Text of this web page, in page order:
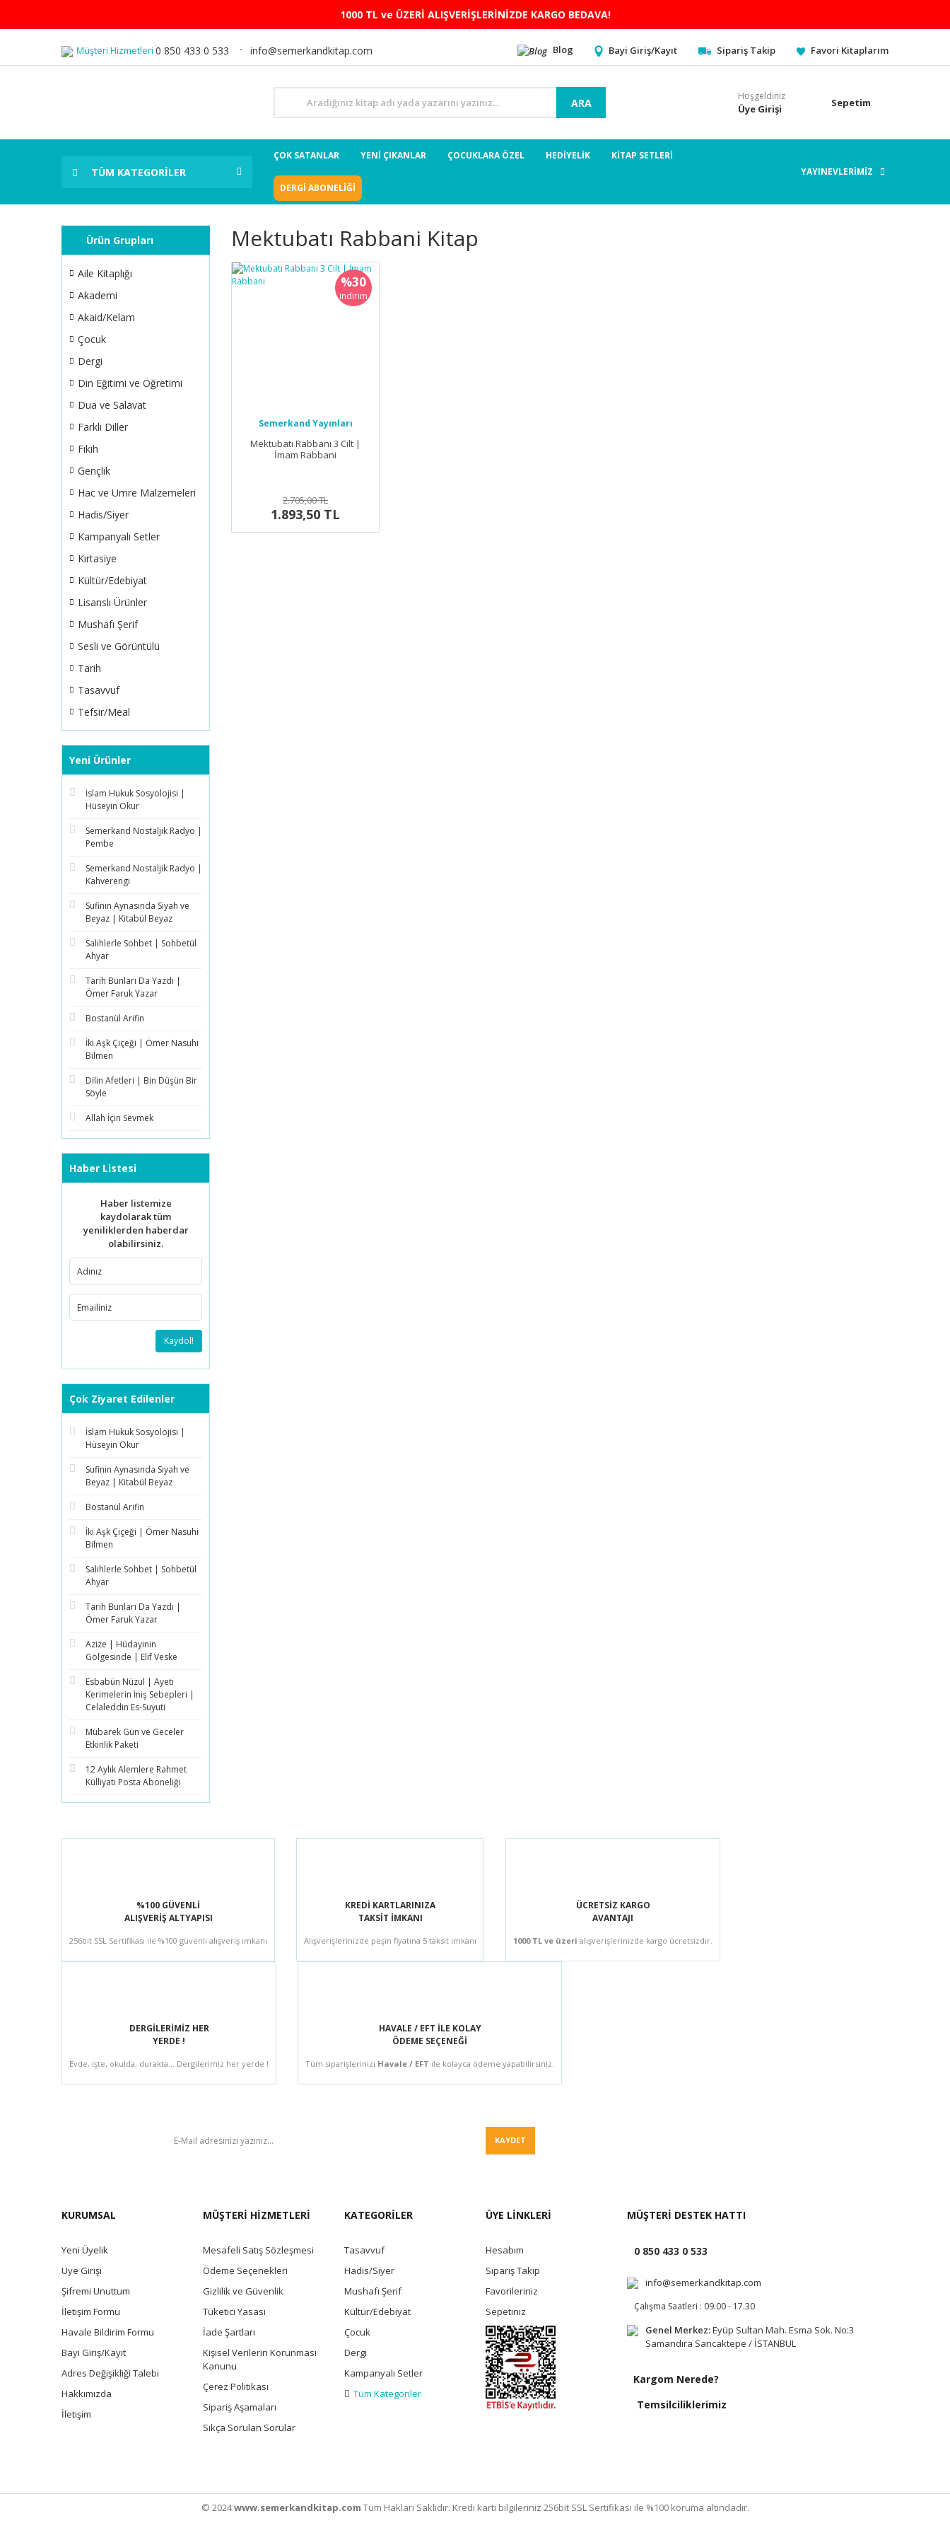
1000 TL ve ÜZERİ ALIŞVERİŞLERİNİZDE KARGO BEDAVA!
Müşteri Hizmetleri 0 850 433 0 533 info@semerkandkitap.com Blog Bayi Giriş/Kayıt Sipariş Takip Favori Kitaplarım
ARA
Hoşgeldiniz
Üye Girişi Sepetim
TÜM KATEGORİLER
ÇOK SATANLAR YENİ ÇIKANLAR ÇOCUKLARA ÖZEL HEDİYELİK KİTAP SETLERİ
DERGİ ABONELİĞİ
YAYINEVLERİMİZ
Ürün Grupları
Aile Kitaplığı
Akademi
Akaid/Kelam
Çocuk
Dergi
Din Eğitimi ve Öğretimi
Dua ve Salavat
Farklı Diller
Fıkıh
Gençlik
Hac ve Umre Malzemeleri
Hadis/Siyer
Kampanyalı Setler
Kırtasiye
Kültür/Edebiyat
Lisanslı Ürünler
Mushafı Şerif
Sesli ve Görüntülü
Tarih
Tasavvuf
Tefsir/Meal
Yeni Ürünler
İslam Hukuk Sosyolojisi |
Hüseyin Okur
Semerkand Nostaljik Radyo |
Pembe
Semerkand Nostaljik Radyo |
Kahverengi
Sufinin Aynasında Siyah ve
Beyaz | Kitabül Beyaz
Salihlerle Sohbet | Sohbetül
Ahyar
Tarih Bunları Da Yazdı |
Ömer Faruk Yazar
Bostanül Arifin
İki Aşk Çiçeği | Ömer Nasuhi
Bilmen
Dilin Afetleri | Bin Düşün Bir
Söyle
Allah İçin Sevmek
Haber Listesi
Haber listemize
kaydolarak tüm
yeniliklerden haberdar
olabilirsiniz.
Kaydol!
Çok Ziyaret Edilenler
İslam Hukuk Sosyolojisi |
Hüseyin Okur
Sufinin Aynasında Siyah ve
Beyaz | Kitabül Beyaz
Bostanül Arifin
İki Aşk Çiçeği | Ömer Nasuhi
Bilmen
Salihlerle Sohbet | Sohbetül
Ahyar
Tarih Bunları Da Yazdı |
Ömer Faruk Yazar
Azize | Hüdayinin
Gölgesinde | Elif Veske
Esbabün Nüzul | Ayeti
Kerimelerin İniş Sebepleri |
Celaleddin Es-Suyuti
Mübarek Gün ve Geceler
Etkinlik Paketi
12 Aylık Alemlere Rahmet
Külliyatı Posta Aboneliği
Mektubatı Rabbani Kitap
%30
indirim
Semerkand Yayınları
Mektubatı Rabbani 3 Cilt |
İmam Rabbani
2.705,00 TL
1.893,50 TL
%100 GÜVENLİ
ALIŞVERİŞ ALTYAPISI
256bit SSL Sertifikası ile %100 güvenli alışveriş imkanı
KREDİ KARTLARINIZA
TAKSİT İMKANI
Alışverişlerinizde peşin fiyatına 5 taksit imkanı
ÜCRETSİZ KARGO
AVANTAJI
1000 TL ve üzeri alışverişlerinizde kargo ücretsizdir.
DERGİLERİMİZ HER
YERDE !
Evde, işte, okulda, durakta... Dergilerimiz her yerde !
HAVALE / EFT İLE KOLAY
ÖDEME SEÇENEĞİ
Tüm siparişlerinizi Havale / EFT ile kolayca ödeme yapabilirsiniz.
KAYDET
KURUMSAL
Yeni Üyelik
Üye Girişi
Şifremi Unuttum
İletişim Formu
Havale Bildirim Formu
Bayi Giriş/Kayıt
Adres Değişikliği Talebi
Hakkımızda
İletişim
MÜŞTERİ HİZMETLERİ
Mesafeli Satış Sözleşmesi
Ödeme Seçenekleri
Gizlilik ve Güvenlik
Tüketici Yasası
İade Şartları
Kişisel Verilerin Korunması
Kanunu
Çerez Politikası
Sipariş Aşamaları
Sıkça Sorulan Sorular
KATEGORİLER
Tasavvuf
Hadis/Siyer
Mushafı Şerif
Kültür/Edebiyat
Çocuk
Dergi
Kampanyalı Setler
Tüm Kategoriler
ÜYE LİNKLERİ
Hesabım
Sipariş Takip
Favorileriniz
Sepetiniz
MÜŞTERİ DESTEK HATTI
0 850 433 0 533
info@semerkandkitap.com
Çalışma Saatleri : 09.00 - 17.30
Genel Merkez:Eyüp Sultan Mah. Esma Sok. No:3
Samandıra Sancaktepe / İSTANBUL
Kargom Nerede?
Temsilciliklerimiz
© 2024www.semerkandkitap.com Tüm Hakları Saklıdır. Kredi kartı bilgileriniz 256bit SSL Sertifikası ile %100 koruma altındadır.